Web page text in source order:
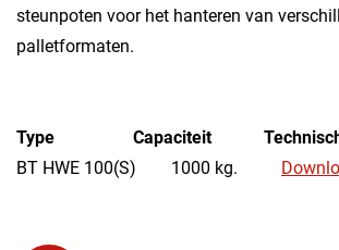
steunpoten voor het hanteren van
palletformaten.
Type Capaciteit
BT HWE 100(S) 1000 kg.